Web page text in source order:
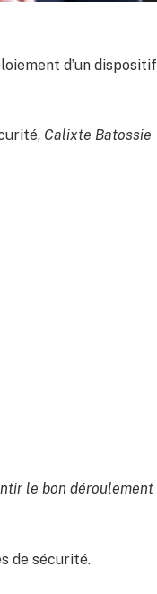
d’un dispositif
Calixte Batossie
le bon déroulement
de sécurité.